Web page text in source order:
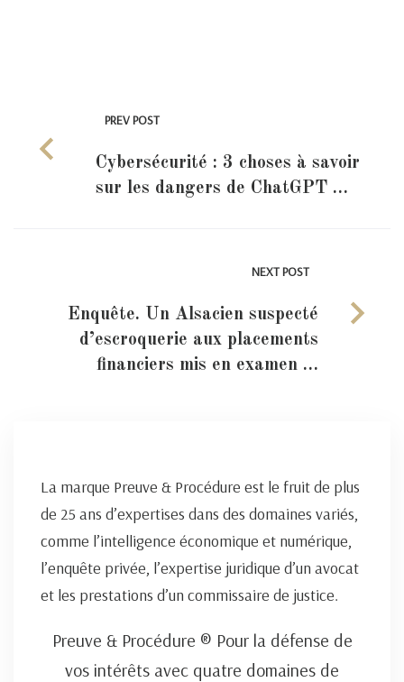
PREV POST
Cybersécurité : 3 choses à savoir
sur les dangers de ChatGPT …
NEXT POST
Enquête. Un Alsacien suspecté
d’escroquerie aux placements
financiers mis en examen …
La marque Preuve & Procédure est le fruit de plus
de 25 ans d’expertises dans des domaines variés,
comme l’intelligence économique et numérique,
l’enquête privée, l’expertise juridique d’un avocat
et les prestations d’un commissaire de justice.
Preuve & Procédure ® Pour la défense de
vos intérêts avec quatre domaines de